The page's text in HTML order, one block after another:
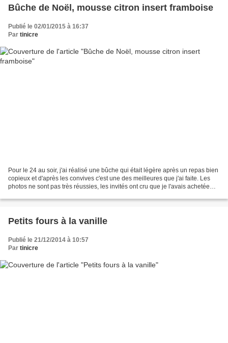
Bûche de Noël, mousse citron insert framboise
Publié le 02/01/2015 à 16:37
Par tinicre
Pour le 24 au soir, j'ai réalisé une bûche qui était légère après un repas bien
copieux et d'après les convives c'est une des meilleures que j'ai faite. Les
photos ne sont pas très réussies, les invités ont cru que je l'avais achetée
Petits fours à la vanille
Publié le 21/12/2014 à 10:57
Par tinicre